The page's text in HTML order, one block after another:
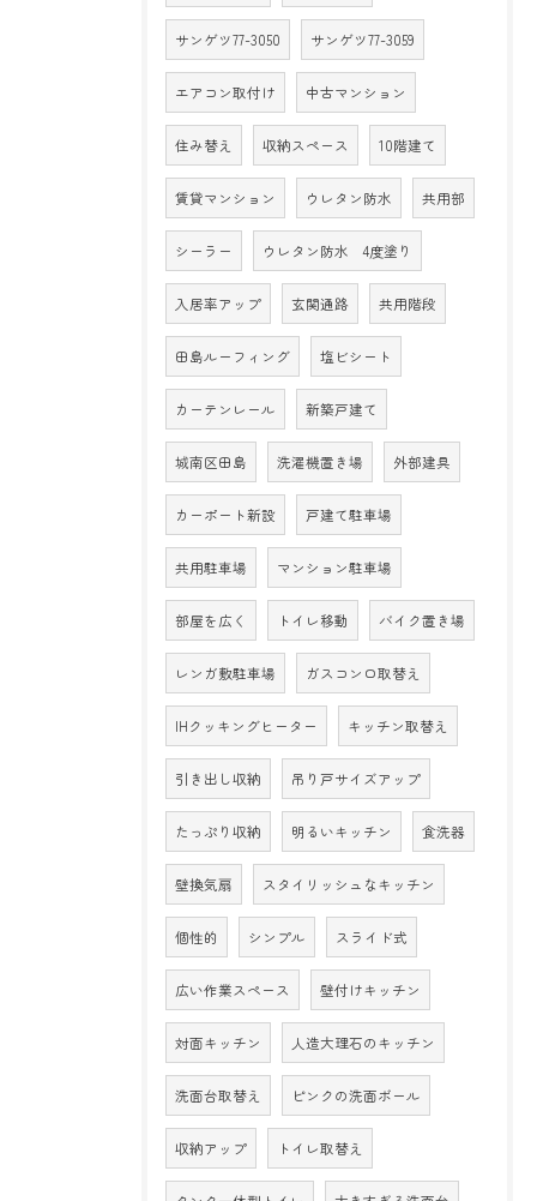
サンゲツ77-3050 サンゲツ77-3059
エアコン取付け 中古マンション
住み替え 収納スペース 10階建て
賃貸マンション ウレタン防水 共用部
シーラー ウレタン防水 4度塗り
入居率アップ 玄関通路 共用階段
田島ルーフィング 塩ビシート
カーテンレール 新築戸建て
城南区田島 洗濯機置き場 外部建具
カーポート新設 戸建て駐車場
共用駐車場 マンション駐車場
部屋を広く トイレ移動 バイク置き場
レンガ敷駐車場 ガスコンロ取替え
IHクッキングヒーター キッチン取替え
引き出し収納 吊り戸サイズアップ
たっぷり収納 明るいキッチン 食洗器
壁換気扇 スタイリッシュなキッチン
個性的 シンプル スライド式
広い作業スペース 壁付けキッチン
対面キッチン 人造大理石のキッチン
洗面台取替え ピンクの洗面ボール
収納アップ トイレ取替え